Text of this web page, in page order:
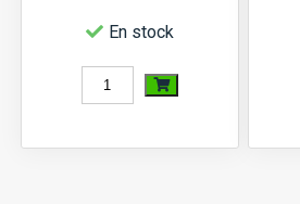
En stock
quantité
Bouchon